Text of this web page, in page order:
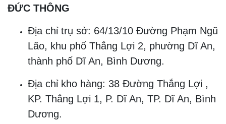
ĐỨC THÔNG
Địa chỉ trụ sở: 64/13/10 Đường Phạm Ngũ
Lão, khu phố Thắng Lợi 2, phường Dĩ An,
thành phố Dĩ An, Bình Dương.
Địa chỉ kho hàng: 38 Đường Thắng Lợi ,
KP. Thắng Lợi 1, P. Dĩ An, TP. Dĩ An, Bình
Dương.